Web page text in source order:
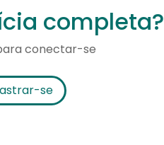
completa?
conectar-se
se